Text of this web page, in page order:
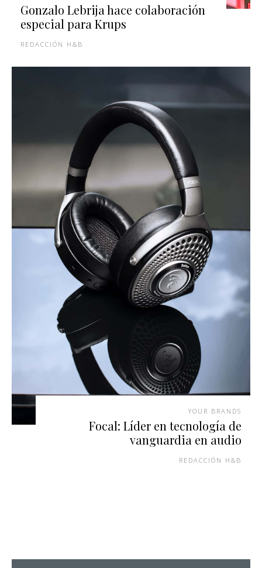
Gonzalo Lebrija hace colaboración
especial para Krups
REDACCIÓN H&B
YOUR BRANDS
Focal: Líder en tecnología de
vanguardia en audio
REDACCIÓN H&B